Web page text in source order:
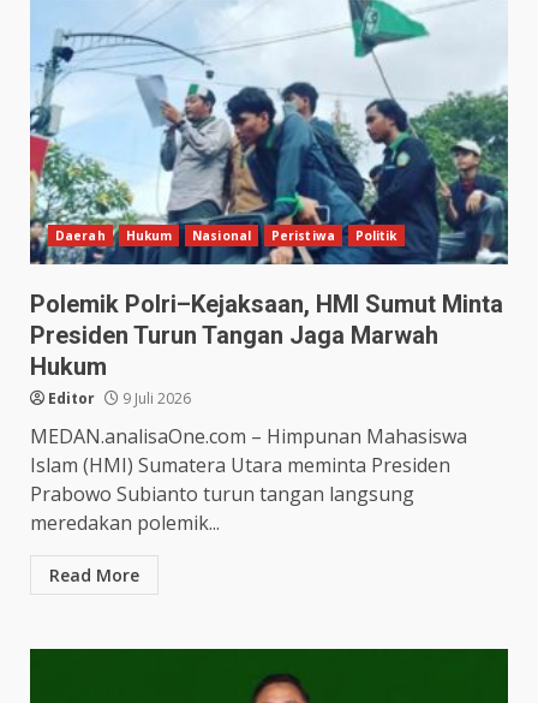
Daerah Hukum Nasional Peristiwa Politik
Polemik Polri–Kejaksaan, HMI Sumut Minta
Presiden Turun Tangan Jaga Marwah
Hukum
Editor 9 Juli 2026
MEDAN.analisaOne.com – Himpunan Mahasiswa
Islam (HMI) Sumatera Utara meminta Presiden
Prabowo Subianto turun tangan langsung
meredakan polemik...
Read More